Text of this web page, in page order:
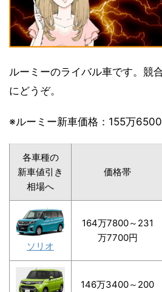
ルーミーのライバル車です。競
にどうぞ。
※ルーミー新車価格：155万
各車種の
新車値引き
相場へ
価格帯
ソリオ
164万7800～231
万7700円
146万3400～200